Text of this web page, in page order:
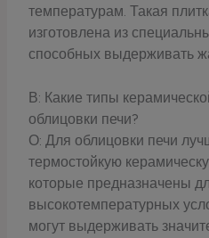
температурам. Такая
изготовлена из
способных выдерживать
В: Какие типы
облицовки печи?
О: Для облицовки печи
термостойкую
которые предназначены
высокотемпературных
могут выдерживать